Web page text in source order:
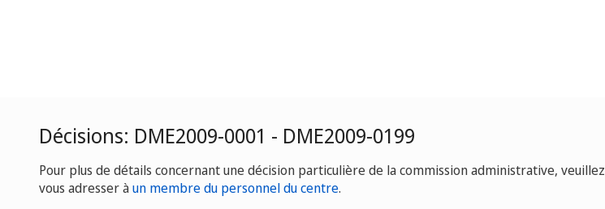
Décisions: DME2009-0001 - DME2009-0199
Pour plus de détails concernant une décision particulière de la commission administrative, veuillez
vous adresser àun membre du personnel du centre.